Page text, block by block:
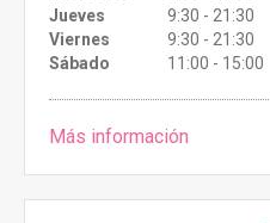
Jueves
9:30 - 21:30
Viernes
9:30 - 21:30
Sábado
11:00 - 15:00
Más información